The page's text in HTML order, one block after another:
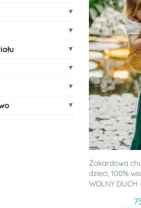
Żakardowa
dzieci, 100%
WOLNY DUCH